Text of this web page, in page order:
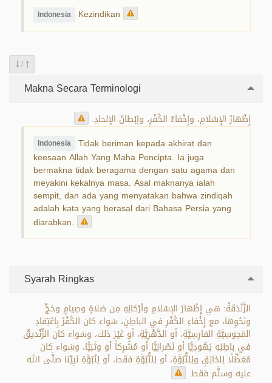
Indonesia Kezindikan
/
Makna Secara Terminologi
إِظْهارُ الإِسْلامِ، وإِخْفاءُ الكُفْرِ، وإبْطانُ الإلحادِ.
Indonesia Tidak beriman kepada akhirat dan
keesaan Allah Yang Maha Pencipta. Ia juga
bermakna tidak beragama dengan satu agama dan
meyakini kekalnya masa. Asal maknanya ialah
sempit, dan ada yang menyatakan bahwa zindiqah
adalah kata yang berasal dari Bahasa Persia yang
diarabkan.
Syarah Ringkas
الزَّنْدَقَةُ: هي إِظْهارُ الإسْلامِ وأرْكانِهِ مِن صَلاةٍ وصِيامٍ وحَجٍّ
ونَحْوِها، مع إِخْفاءِ الكُفْرِ في الباطِنِ، سَواء كان الكُفْرُ بِاعْتِقادِ
المَجوسِيَّةِ الفارِسِيَّةِ، أو الدَّهْرِيَّةِ، أو غَيْرَ ذلك، وسَواء كان الزِّنْديقُ
في باطِنِهِ يَهُودِيًّا أو نَصْرانِيًّا أو مُشْرِكاً أو وثَنِيًّا، وسَواء كان
مُعَطِّلًا لِلخالِقِ ولِلنُّبُوَّةِ، أو لِلنُّبُوَّةِ فقَط، أو لِنُبُوَّةِ نَبِيِّنا صلَّى الله
عليه وسلَّم فقط.